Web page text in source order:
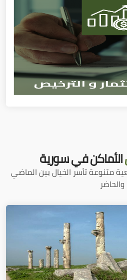
الأماكن في سورية
متنوعة تأسر الخيال بين الماضي
والحاضر